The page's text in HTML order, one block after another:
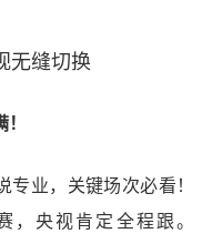
无缝切换
专业，关键场次必看！
，央视肯定全程跟。